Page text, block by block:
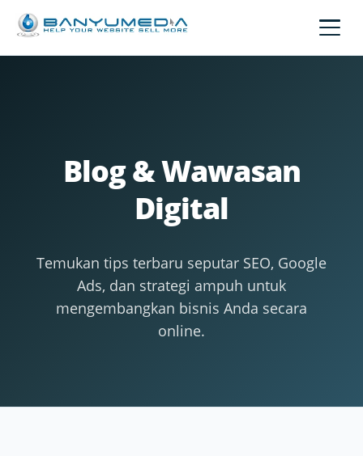
Blog & Wawasan
Digital
Temukan tips terbaru seputar SEO, Google
Ads, dan strategi ampuh untuk
mengembangkan bisnis Anda secara
online.